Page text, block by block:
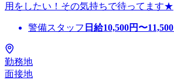
用をしたい！その気持ちで待ってます★
警備スタッフ 日給10,500円〜11,500
勤務地
面接地